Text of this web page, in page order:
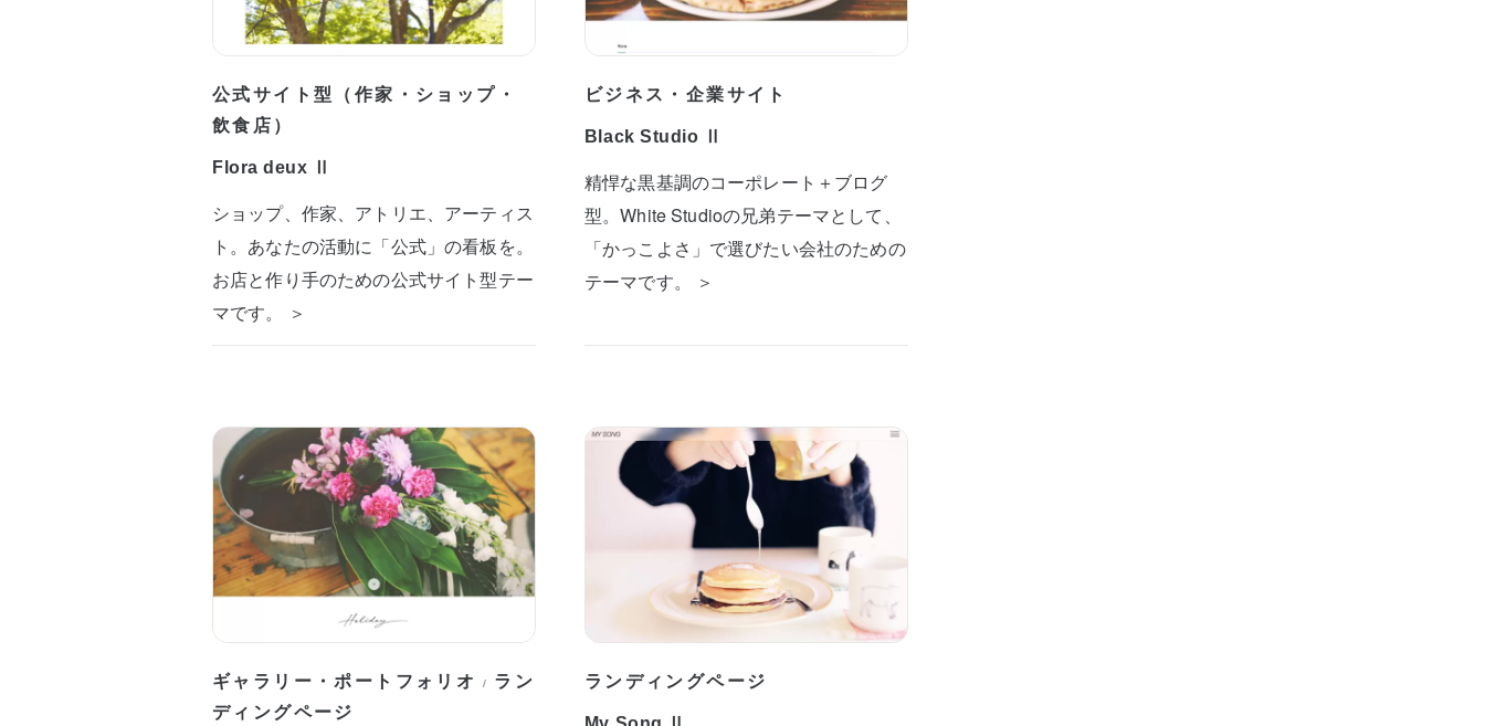
公式サイト型（作家・ショップ・
飲食店）
Flora deux Ⅱ
ショップ、作家、アトリエ、アーティス
ト。あなたの活動に「公式」の看板を。
お店と作り手のための公式サイト型テー
マです。 ＞
ビジネス・企業サイト
Black Studio Ⅱ
精悍な黒基調のコーポレート＋ブログ
型。White Studioの兄弟テーマとして、
「かっこよさ」で選びたい会社のための
テーマです。 ＞
ギャラリー・ポートフォリオ / ラン
ディングページ
ランディングページ